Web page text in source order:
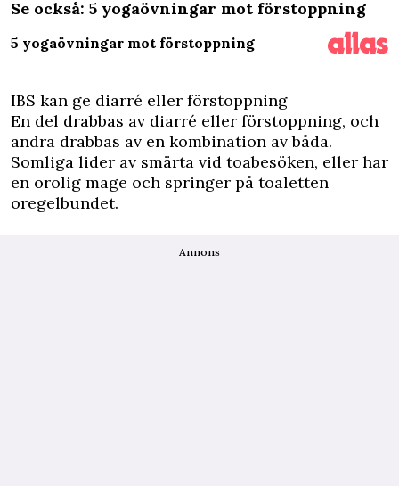
Se också: 5 yogaövningar mot förstoppning
5 yogaövningar mot förstoppning
IBS kan ge diarré eller förstoppning
En del drabbas av diarré eller förstoppning, och
andra drabbas av en kombination av båda.
Somliga lider av smärta vid toabesöken, eller har
en orolig mage och springer på toaletten
oregelbundet.
Annons